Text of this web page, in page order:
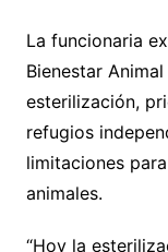
La funcionaria
Bienestar
esterilización,
refugios
limitaciones
animales.
“Hoy la